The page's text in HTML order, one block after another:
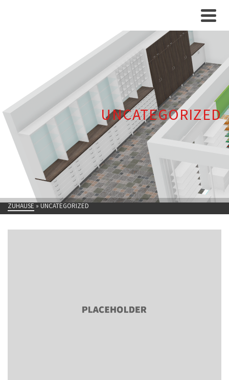
UNCATEGORIZED
ZUHAUSE » UNCATEGORIZED